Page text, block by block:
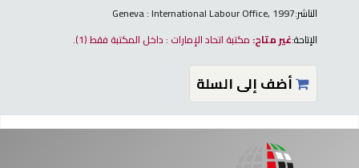
الناشر:Geneva : International Labour Office, 1997
الإتاحة:غير متاح: مكتبة اتحاد الإمارات : داخل المكتبة فقط(1).
أضف إلى السلة